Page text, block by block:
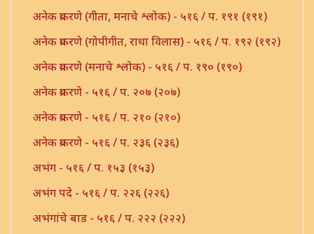
अनेक प्रकरणे (गीता, मनाचे श्लोक) - ५१६ / प. १९१ (१९१)
अनेक प्रकरणे (गोपीगीत, राधा विलास) - ५१६ / प. १९२ (१९२)
अनेक प्रकरणे (मनाचे श्लोक) - ५१६ / प. १९० (१९०)
अनेक प्रकरणे - ५१६ / प. २०७ (२०७)
अनेक प्रकरणे - ५१६ / प. २१० (२१०)
अनेक प्रकरणे - ५१६ / प. २३६ (२३६)
अभंग - ५१६ / प. १५३ (१५३)
अभंग पदे - ५१६ / प. २२६ (२२६)
अभंगांचे बाड - ५१६ / प. २२२ (२२२)